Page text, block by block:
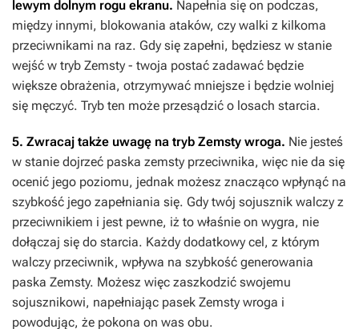
lewym dolnym rogu ekranu. Napełnia się on podczas,
między innymi, blokowania ataków, czy walki z kilkoma
przeciwnikami na raz. Gdy się zapełni, będziesz w stanie
wejść w tryb Zemsty - twoja postać zadawać będzie
większe obrażenia, otrzymywać mniejsze i będzie wolniej
się męczyć. Tryb ten może przesądzić o losach starcia.
5. Zwracaj także uwagę na tryb Zemsty wroga. Nie jesteś
w stanie dojrzeć paska zemsty przeciwnika, więc nie da się
ocenić jego poziomu, jednak możesz znacząco wpłynąć na
szybkość jego zapełniania się. Gdy twój sojusznik walczy z
przeciwnikiem i jest pewne, iż to właśnie on wygra, nie
dołączaj się do starcia. Każdy dodatkowy cel, z którym
walczy przeciwnik, wpływa na szybkość generowania
paska Zemsty. Możesz więc zaszkodzić swojemu
sojusznikowi, napełniając pasek Zemsty wroga i
powodując, że pokona on was obu.